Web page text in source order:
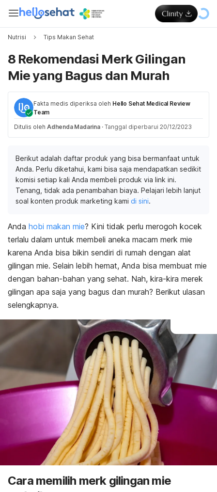
Nutrisi Tips Makan Sehat
8 Rekomendasi Merk Gilingan
Mie yang Bagus dan Murah
Fakta medis diperiksa oleh Hello Sehat Medical Review
Team
Ditulis oleh Adhenda Madarina · Tanggal diperbarui 20/12/2023
Berikut adalah daftar produk yang bisa bermanfaat untuk
Anda. Perlu diketahui, kami bisa saja mendapatkan sedikit
komisi setiap kali Anda membeli produk via link ini.
Tenang, tidak ada penambahan biaya. Pelajari lebih lanjut
soal konten produk marketing kami di sini.
Anda hobi makan mie? Kini tidak perlu merogoh kocek
terlalu dalam untuk membeli aneka macam merk mie
karena Anda bisa bikin sendiri di rumah dengan alat
gilingan mie. Selain lebih hemat, Anda bisa membuat mie
dengan bahan-bahan yang sehat. Nah, kira-kira merek
gilingan apa saja yang bagus dan murah? Berikut ulasan
selengkapnya.
Cara memilih merk gilingan mie